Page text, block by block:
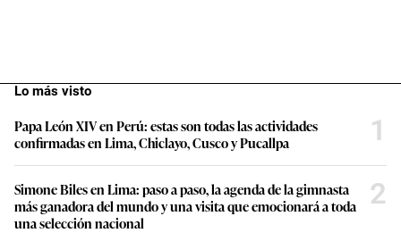
Lo más visto
Papa León XIV en Perú: estas son todas las actividades
confirmadas en Lima, Chiclayo, Cusco y Pucallpa
1
Simone Biles en Lima: paso a paso, la agenda de la gimnasta
más ganadora del mundo y una visita que emocionará a toda
una selección nacional
2